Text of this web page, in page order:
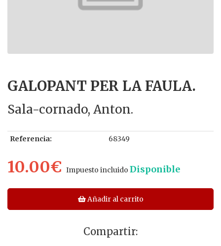
GALOPANT PER LA FAULA.
Sala-cornado, Anton.
Referencia: 68349
10.00€ Impuesto incluido Disponible
Añadir al carrito
Compartir: